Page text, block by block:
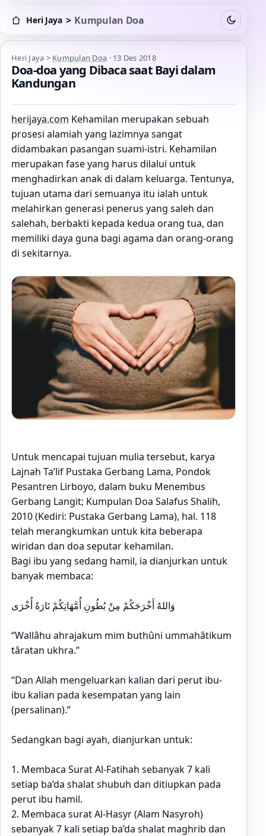
Heri Jaya > Kumpulan Doa
Heri Jaya > Kumpulan Doa Switch to
Heri Jaya > Kumpulan Doa · 13 Des 2018
Doa-doa yang Dibaca saat Bayi dalam
Kandungan
herijaya.com Kehamilan merupakan sebuah
prosesi alamiah yang lazimnya sangat
didambakan pasangan suami-istri. Kehamilan
merupakan fase yang harus dilalui untuk
menghadirkan anak di dalam keluarga. Tentunya,
tujuan utama dari semuanya itu ialah untuk
melahirkan generasi penerus yang saleh dan
salehah, berbakti kepada kedua orang tua, dan
memiliki daya guna bagi agama dan orang-orang
di sekitarnya.
Untuk mencapai tujuan mulia tersebut, karya
Lajnah Ta’lif Pustaka Gerbang Lama, Pondok
Pesantren Lirboyo, dalam buku Menembus
Gerbang Langit; Kumpulan Doa Salafus Shalih,
2010 (Kediri: Pustaka Gerbang Lama), hal. 118
telah merangkumkan untuk kita beberapa
wiridan dan doa seputar kehamilan.
Bagi ibu yang sedang hamil, ia dianjurkan untuk
banyak membaca:
وَاللهُ أَخْرَجَكُمْ مِنْ بُطُونِ أُمَّهَاتِكُمْ تَارَةً أُخْرَى
“Wallâhu ahrajakum mim buthûni ummahâtikum
târatan ukhra.”
“Dan Allah mengeluarkan kalian dari perut ibu-
ibu kalian pada kesempatan yang lain
(persalinan).”
Sedangkan bagi ayah, dianjurkan untuk:
1. Membaca Surat Al-Fatihah sebanyak 7 kali
setiap ba’da shalat shubuh dan ditiupkan pada
perut ibu hamil.
2. Membaca surat Al-Hasyr (Alam Nasyroh)
sebanyak 7 kali setiap ba’da shalat maghrib dan